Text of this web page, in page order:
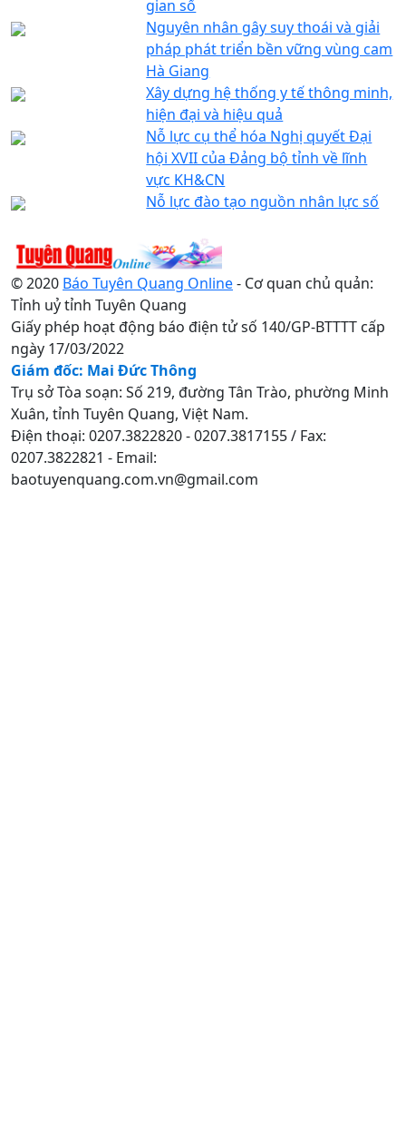
gian số
Nguyên nhân gây suy thoái và giải
pháp phát triển bền vững vùng cam
Hà Giang
Xây dựng hệ thống y tế thông minh,
hiện đại và hiệu quả
Nỗ lực cụ thể hóa Nghị quyết Đại
hội XVII của Đảng bộ tỉnh về lĩnh
vực KH&CN
Nỗ lực đào tạo nguồn nhân lực số
© 2020 Báo Tuyên Quang Online- Cơ quan chủ quản:
Tỉnh uỷ tỉnh Tuyên Quang
Giấy phép hoạt động báo điện tử số 140/GP-BTTTT cấp
ngày 17/03/2022
Giám đốc: Mai Đức Thông
Trụ sở Tòa soạn: Số 219, đường Tân Trào, phường Minh
Xuân, tỉnh Tuyên Quang, Việt Nam.
Điện thoại: 0207.3822820 - 0207.3817155 / Fax:
0207.3822821 - Email:
baotuyenquang.com.vn@gmail.com